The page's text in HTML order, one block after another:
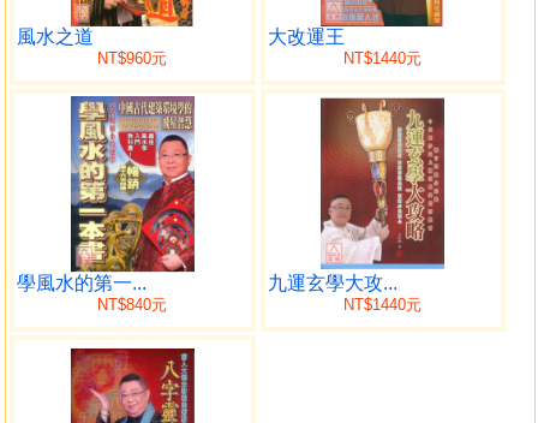
怨！就不要做！做，就不要怨，換一個想法就自在很多，換
一個角度觀點就豐盛很多，只要你經常轉動生命的法輪，你
一定可以如意自在很多。
李居明敬送
序 紅塵手冊長伴枕邊「李居明改運真言」
這是我一本極為用心撰寫的書籍，計劃要寫已有一段時
間。在一九九五年，我寫了「改運工程」（後改為「教你行
好運」），喻之為我當年的代表作，今天十年後，我為「改
運工程」寫上第二集「改運真言」，是一本改變人心的罕見
作品，此書具有極大的願力，相信任何人只要能接觸此書，
必可以在這一剎間改寫自己的一生，而此書專為一向失敗或
自負的人而寫，一針見血地説出其失敗的原因，而作為一個
成功的人，此書亦鋪陳更多的成功案例給大家參考。箇中的
風水之道
NT$960元
大改運王
NT$1440元
學風水的第一...
NT$840元
九運玄學大攻...
NT$1440元